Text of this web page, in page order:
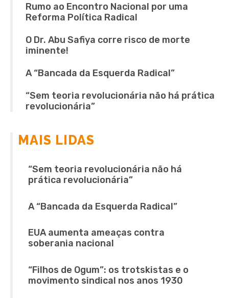
Rumo ao Encontro Nacional por uma
Reforma Política Radical
O Dr. Abu Safiya corre risco de morte
iminente!
A “Bancada da Esquerda Radical”
“Sem teoria revolucionária não há prática
revolucionária”
MAIS LIDAS
“Sem teoria revolucionária não há
prática revolucionária”
A “Bancada da Esquerda Radical”
EUA aumenta ameaças contra
soberania nacional
“Filhos de Ogum”: os trotskistas e o
movimento sindical nos anos 1930